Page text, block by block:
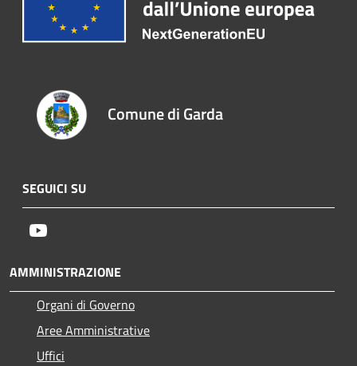
Comune di Garda
SEGUICI SU
AMMINISTRAZIONE
Organi di Governo
Aree Amministrative
Uffici